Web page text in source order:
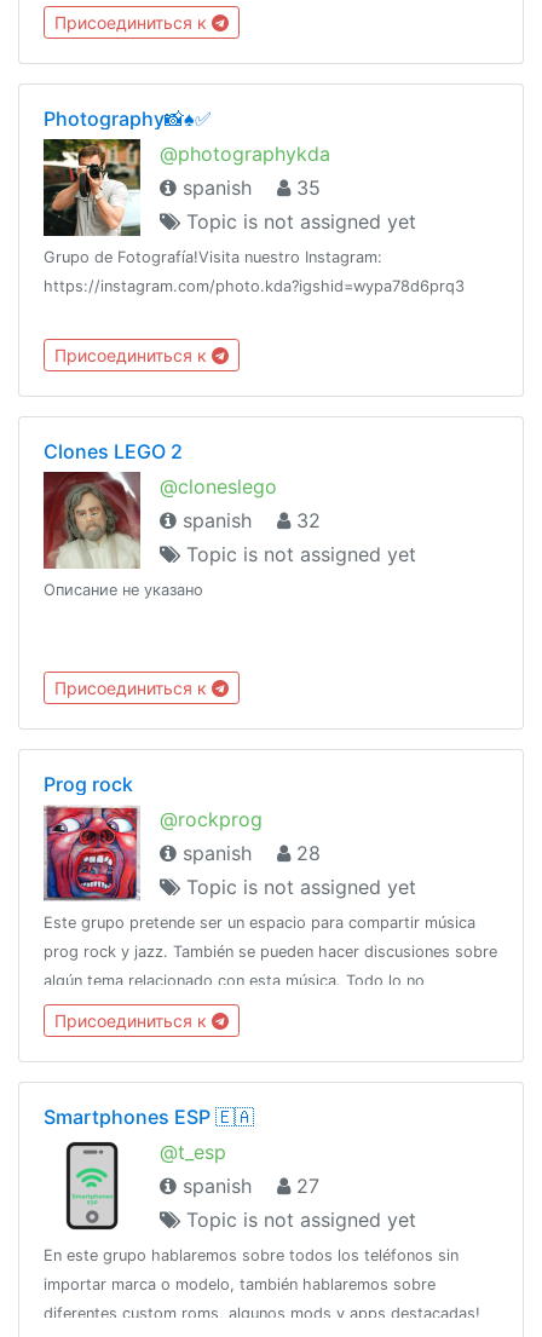
no lo hagas entonces.
Присоединиться к
Photography📸♠️✅
@photographykda
spanish
35
Topic is not assigned yet
Grupo de Fotografía!Visita nuestro Instagram:
https://instagram.com/photo.kda?igshid=wypa78d6prq3
Присоединиться к
Clones LEGO 2
@cloneslego
spanish
32
Topic is not assigned yet
Описание не указано
Присоединиться к
Prog rock
@rockprog
spanish
28
Topic is not assigned yet
Este grupo pretende ser un espacio para compartir música
prog rock y jazz. También se pueden hacer discusiones sobre
algún tema relacionado con esta música. Todo lo no
relacionado a lo anterior se eliminará.
Присоединиться к
Smartphones ESP 🇪🇦
@t_esp
spanish
27
Topic is not assigned yet
En este grupo hablaremos sobre todos los teléfonos sin
importar marca o modelo, también hablaremos sobre
diferentes custom roms, algunos mods y apps destacadas!